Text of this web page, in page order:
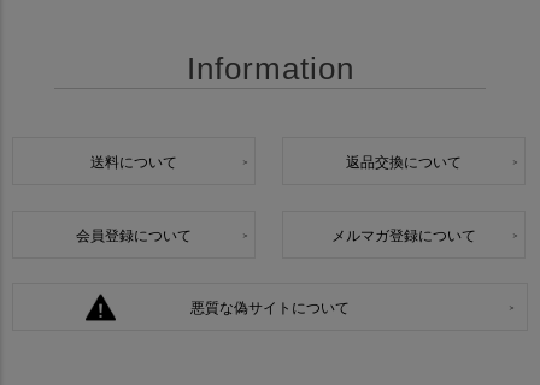
Information
送料について 返品交換について
会員登録について メルマガ登録について
悪質な偽サイトについて